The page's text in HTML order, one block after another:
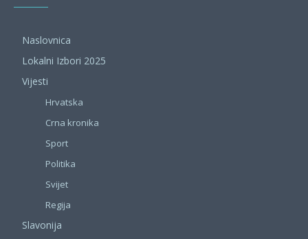
Naslovnica
Lokalni Izbori 2025
Vijesti
Hrvatska
Crna kronika
Sport
Politika
Svijet
Regija
Slavonija